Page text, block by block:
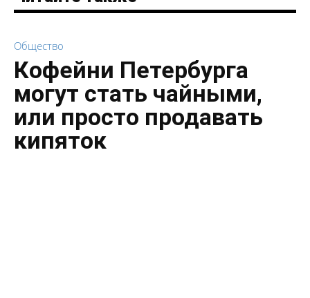
Общество
Кофейни Петербурга
могут стать чайными,
или просто продавать
кипяток